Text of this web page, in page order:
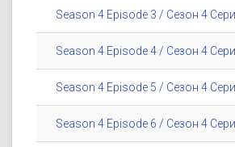
Season 4 Episode 3 / Сезон 4
Season 4 Episode 4 / Сезон 4
Season 4 Episode 5 / Сезон 4
Season 4 Episode 6 / Сезон 4